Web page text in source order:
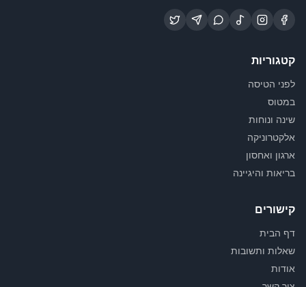
קטגוריות
לפני הטיסה
במטוס
שינה ונוחות
אלקטרוניקה
ארגון ואחסון
בריאות והיגיינה
קישורים
דף הבית
שאלות ותשובות
אודות